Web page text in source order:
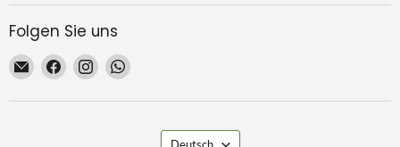
Folgen Sie uns
Email
Magie
Finden
Sie
uns
Finden
Sie
uns
Finden
uns
WhatsApp